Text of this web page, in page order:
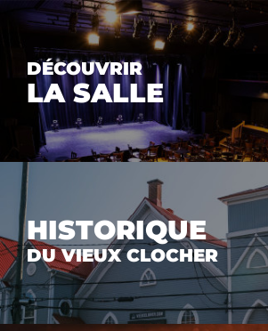
DÉCOUVRIR
LA SALLE
HISTORIQUE
DU VIEUX CLOCHER